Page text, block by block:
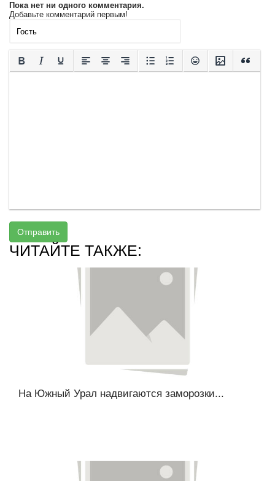
Пока нет ни одного комментария.
Добавьте комментарий первым!
Отправить
ЧИТАЙТЕ ТАКЖЕ:
На Южный Урал надвигаются заморозки...